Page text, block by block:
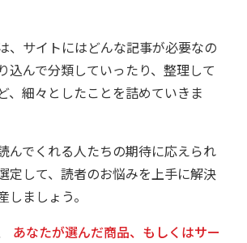
、サイトにはどんな記事が必要なの
込んで分類していったり、整理して
、細々としたことを詰めていきま
んでくれる人たちの期待に応えられ
定して、読者のお悩みを上手に解決
しましょう。
あなたが選んだ商品、もしくはサー